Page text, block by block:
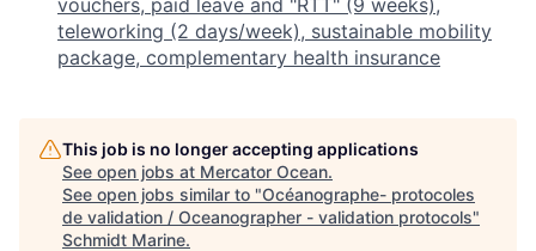
teleworking (2 days/week), sustainable mobility
package, complementary health insurance
This job is no longer accepting applications
See open jobs at Mercator Ocean.
See open jobs similar to "Océanographe- protocoles
de validation / Oceanographer - validation protocols"
Schmidt Marine.